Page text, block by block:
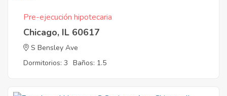
Pre-ejecución hipotecaria
Chicago, IL 60617
S Bensley Ave
Dormitorios: 3 Baños: 1.5